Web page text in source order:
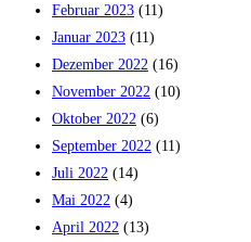
Februar 2023 (11)
Januar 2023 (11)
Dezember 2022 (16)
November 2022 (10)
Oktober 2022 (6)
September 2022 (11)
Juli 2022 (14)
Mai 2022 (4)
April 2022 (13)